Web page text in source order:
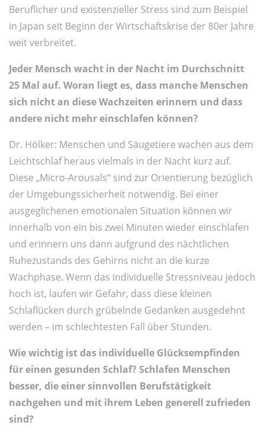
Beruflicher und existenzieller Stress sind zum Beispiel
in Japan seit Beginn der Wirtschaftskrise der 80er Jahre
weit verbreitet.
Jeder Mensch wacht in der Nacht im Durchschnitt
25 Mal auf. Woran liegt es, dass manche Menschen
sich nicht an diese Wachzeiten erinnern und dass
andere nicht mehr einschlafen können?
Dr. Hölker: Menschen und Säugetiere wachen aus dem
Leichtschlaf heraus vielmals in der Nacht kurz auf.
Diese „Micro-Arousals“ sind zur Orientierung bezüglich
der Umgebungssicherheit notwendig. Bei einer
ausgeglichenen emotionalen Situation können wir
innerhalb von ein bis zwei Minuten wieder einschlafen
und erinnern uns dann aufgrund des nächtlichen
Ruhezustands des Gehirns nicht an die kurze
Wachphase. Wenn das individuelle Stressniveau jedoch
hoch ist, laufen wir Gefahr, dass diese kleinen
Schlaflücken durch grübelnde Gedanken ausgedehnt
werden – im schlechtesten Fall über Stunden.
Wie wichtig ist das individuelle Glücksempfinden
für einen gesunden Schlaf? Schlafen Menschen
besser, die einer sinnvollen Berufstätigkeit
nachgehen und mit ihrem Leben generell zufrieden
sind?